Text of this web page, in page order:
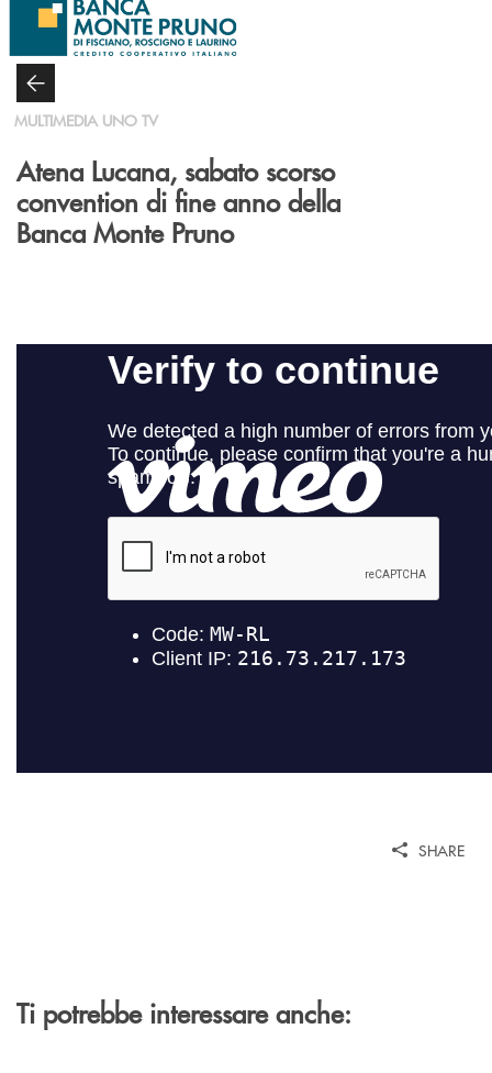
Salta al contenuto principale
MULTIMEDIA UNO TV
Atena Lucana, sabato scorso
convention di fine anno della
Banca Monte Pruno
SHARE
Ti potrebbe interessare anche: